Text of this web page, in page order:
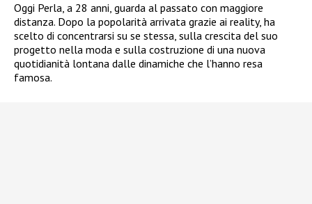
Oggi Perla, a 28 anni, guarda al passato con maggiore
distanza. Dopo la popolarità arrivata grazie ai reality, ha
scelto di concentrarsi su se stessa, sulla crescita del suo
progetto nella moda e sulla costruzione di una nuova
quotidianità lontana dalle dinamiche che l’hanno resa
famosa.